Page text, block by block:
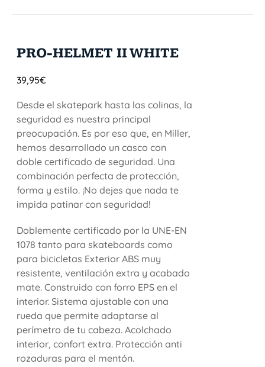
PRO-HELMET II WHITE
39,95€
Desde el skatepark hasta las colinas, la
seguridad es nuestra principal
preocupación. Es por eso que, en Miller,
hemos desarrollado un casco con
doble certificado de seguridad. Una
combinación perfecta de protección,
forma y estilo. ¡No dejes que nada te
impida patinar con seguridad!
Doblemente certificado por la UNE-EN
1078 tanto para skateboards como
para bicicletas Exterior ABS muy
resistente, ventilación extra y acabado
mate. Construido con forro EPS en el
interior. Sistema ajustable con una
rueda que permite adaptarse al
perímetro de tu cabeza. Acolchado
interior, confort extra. Protección anti
rozaduras para el mentón.